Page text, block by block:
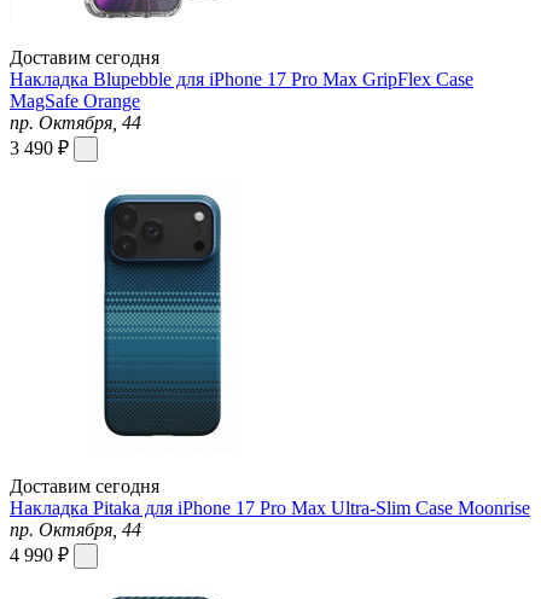
Доставим сегодня
Накладка Blupebble для iPhone 17 Pro Max GripFlex Case
MagSafe Orange
пр. Октября, 44
3 490 ₽
Доставим сегодня
Накладка Pitaka для iPhone 17 Pro Max Ultra-Slim Case Moonrise
пр. Октября, 44
4 990 ₽